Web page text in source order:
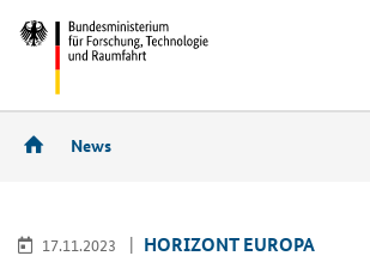
News
17.11.2023 HO­RI­ZONT EU­RO­PA